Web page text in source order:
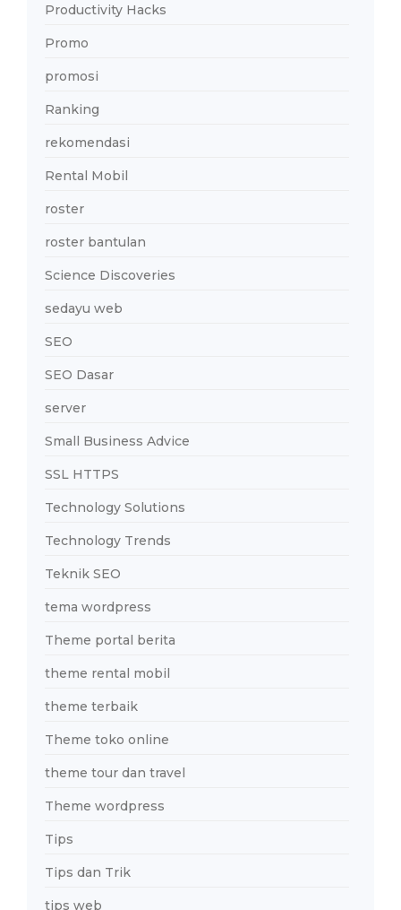
Productivity Hacks
Promo
promosi
Ranking
rekomendasi
Rental Mobil
roster
roster bantulan
Science Discoveries
sedayu web
SEO
SEO Dasar
server
Small Business Advice
SSL HTTPS
Technology Solutions
Technology Trends
Teknik SEO
tema wordpress
Theme portal berita
theme rental mobil
theme terbaik
Theme toko online
theme tour dan travel
Theme wordpress
Tips
Tips dan Trik
tips web